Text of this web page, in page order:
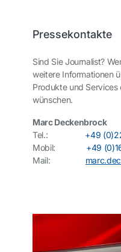
Pressekontakte
Sind Sie Journalist?
weitere Informationen
Produkte und
wünschen.
Marc Deckenbrock
Tel.: +49
Mobil: +49
Mail: